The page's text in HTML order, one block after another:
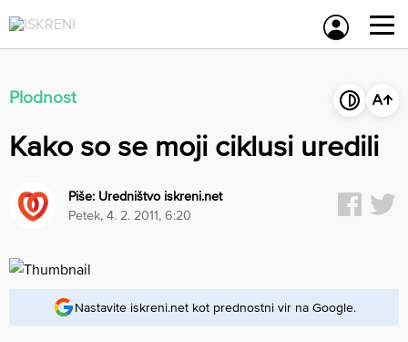
to
content
Plodnost
Kako so se moji ciklusi uredili
Piše: Uredništvo iskreni.net
petek, 4. 2. 2011, 6:20
Nastavite iskreni.net kot prednostni vir na Google.